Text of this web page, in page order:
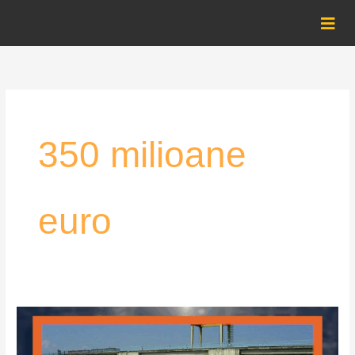
content
350 milioane
euro
350